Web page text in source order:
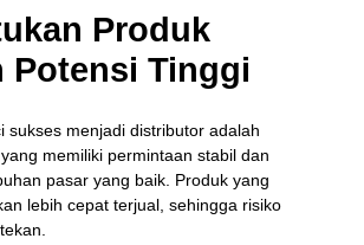
Produk
Potensi Tinggi
sukses menjadi distributor adalah
memiliki permintaan stabil dan
pasar yang baik. Produk yang
lebih cepat terjual, sehingga risiko